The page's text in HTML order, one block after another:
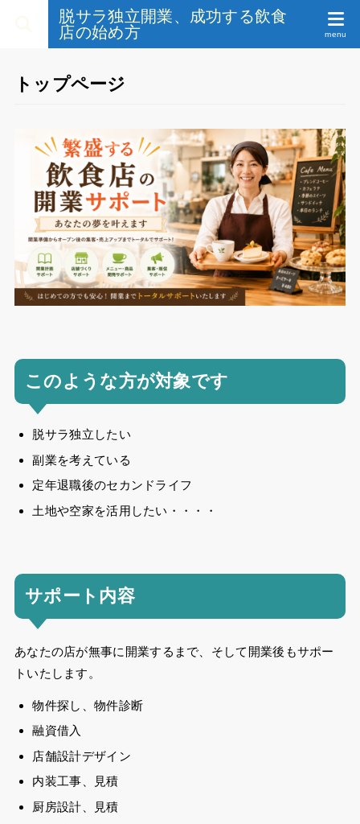
脱サラ独立開業、成功する飲食
店の始め方
トップページ
このような方が対象です
脱サラ独立したい
副業を考えている
定年退職後のセカンドライフ
土地や空家を活用したい・・・・
サポート内容
あなたの店が無事に開業するまで、そして開業後もサポー
トいたします。
物件探し、物件診断
融資借入
店舗設計デザイン
内装工事、見積
厨房設計、見積